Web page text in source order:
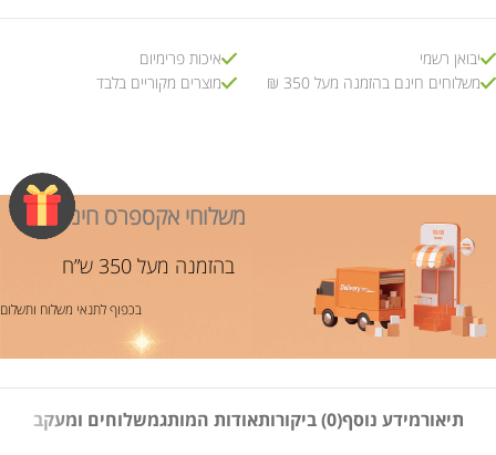
יבואן רשמי
משלוחים חינם בהזמנה מעל 350 ₪
איכות פרימיום
מוצרים מקוריים בלבד
משלוחי אקספרס חינם!
בהזמנה מעל 350 ש”ח
בכפוף לתנאי משלוח ותשלום
תיאורמידע נוסף(0) ביקורות אודות המותגמשלוחים ומעקב